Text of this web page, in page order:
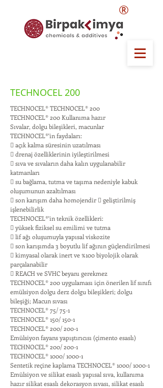
®
TECHNOCEL 200
TECHNOCEL® TECHNOCEL® 200
TECHNOCEL® 200 Kullanıma hazır
Sıvalar, dolgu bileşikleri, macunlar
TECHNOCEL®'in faydaları:
 açık kalma süresinin uzatılması
 drenaj özelliklerinin iyileştirilmesi
 sıva ve sıvaların daha kalın uygulanabilir
katmanları
 su bağlama, tutma ve taşıma nedeniyle kabuk
oluşumunun azaltılması
 son karışım daha homojendir  geliştirilmiş
işlenebilirlik
TECHNOCEL®'in teknik özellikleri:
 yüksek fiziksel su emilimi ve tutma
 lif ağı oluşumuyla yapısal viskozite
 son karışımda 3 boyutlu lif ağının güçlendirilmesi
 kimyasal olarak inert ve %100 biyolojik olarak
parçalanabilir
 REACH ve SVHC beyanı gerekmez
TECHNOCEL® 200 uygulaması için önerilen lif sınıfı
emülsiyon dolgu derz dolgu bileşikleri; dolgu
bileşiği; Macun sıvası
TECHNOCEL® 75/ 75-1
TECHNOCEL® 150/ 150-1
TECHNOCEL® 200/ 200-1
Emülsiyon fayans yapıştırıcısı (çimento esaslı)
TECHNOCEL® 200/ 200-1
TECHNOCEL® 1000/ 1000-1
Sentetik reçine kaplama TECHNOCEL® 1000/ 1000-1
Emülsiyon ve silikat esaslı yapısal sıva, kullanıma
hazır silikat esaslı dekorasyon sıvası, silikat esaslı